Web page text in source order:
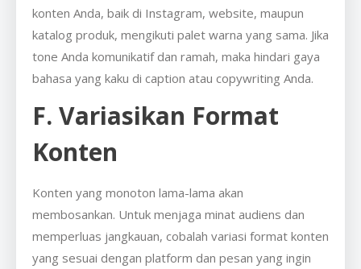
konten Anda, baik di Instagram, website, maupun
katalog produk, mengikuti palet warna yang sama. Jika
tone Anda komunikatif dan ramah, maka hindari gaya
bahasa yang kaku di caption atau copywriting Anda.
F. Variasikan Format
Konten
Konten yang monoton lama-lama akan
membosankan. Untuk menjaga minat audiens dan
memperluas jangkauan, cobalah variasi format konten
yang sesuai dengan platform dan pesan yang ingin